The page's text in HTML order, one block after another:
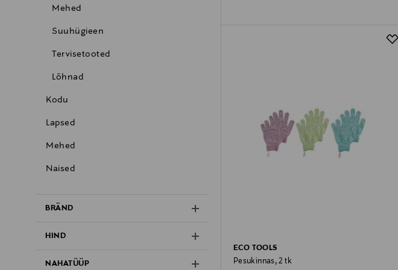
Mehed
Suuhügieen
Tervisetooted
Lõhnad
Kodu
Lapsed
Mehed
Naised
BRÄND
HIND
NAHATÜÜP
ECO TOOLS
Pesukinnas, 2 tk